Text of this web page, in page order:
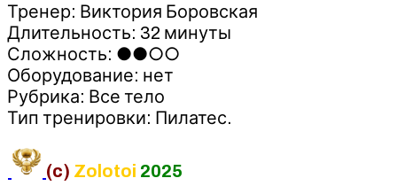
Тренер: Виктория Боровская
Длительность: 32 минуты
Сложность: ●●○○
Оборудование: нет
Рубрика: Все тело
Тип тренировки: Пилатес.
(c) Zolotoi 2025